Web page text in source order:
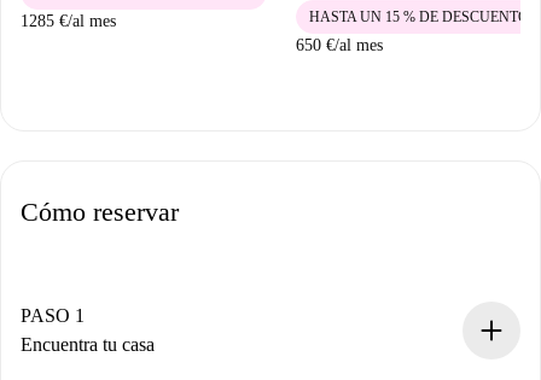
1285 €/al mes
650 €/al mes
HASTA UN 15 % DE DESCUENTO
Cómo reservar
PASO 1
Encuentra tu casa